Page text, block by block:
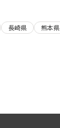
長崎県 熊本県